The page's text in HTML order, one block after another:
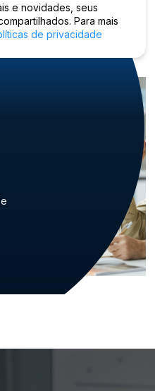
e novidades, seus
Para mais
de privacidade